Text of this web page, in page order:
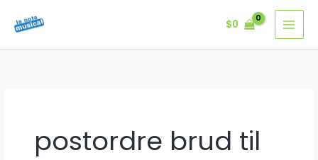
$0
postordre brud til